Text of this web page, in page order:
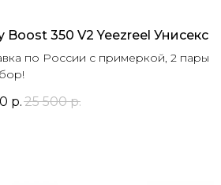
Boost 350 V2 Yeezreel Унисекс
по России с примеркой, 2 пары
р.25 500 р.